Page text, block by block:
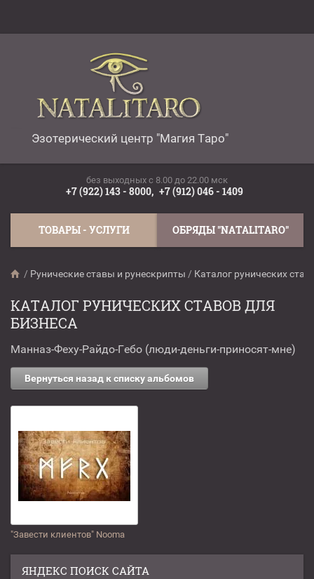
Эзотерический центр "Магия Таро"
без выходных c 8.00 до 22.00 мск
+7 (922) 143 - 8000, +7 (912) 046 - 1409
ТОВАРЫ - УСЛУГИ ОБРЯДЫ "NATALITARO"
/ Рунические ставы и рунескрипты / Каталог рунических
КАТАЛОГ РУНИЧЕСКИХ СТАВОВ ДЛЯ
БИЗНЕСА
Манназ-Феху-Райдо-Гебо (люди-деньги-приносят-мне)
Вернуться назад к списку альбомов
"Завести клиентов" Nooma
ЯНДЕКС ПОИСК САЙТА